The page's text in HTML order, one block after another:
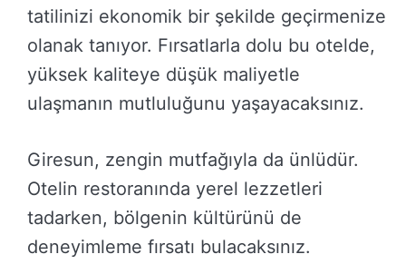
tatilinizi ekonomik bir şekilde geçirmenize
olanak tanıyor. Fırsatlarla dolu bu otelde,
yüksek kaliteye düşük maliyetle
ulaşmanın mutluluğunu yaşayacaksınız.
Giresun, zengin mutfağıyla da ünlüdür.
Otelin restoranında yerel lezzetleri
tadarken, bölgenin kültürünü de
deneyimleme fırsatı bulacaksınız.